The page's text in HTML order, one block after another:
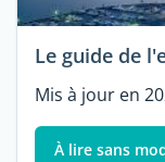
Le guide de
Mis à jour en
À lire sans